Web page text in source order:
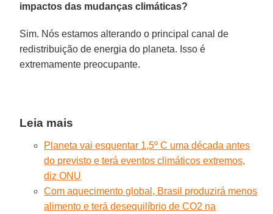
impactos das mudanças climáticas?
Sim. Nós estamos alterando o principal canal de
redistribuição de energia do planeta. Isso é
extremamente preocupante.
Leia mais
Planeta vai esquentar 1,5º C uma década antes
do previsto e terá eventos climáticos extremos,
diz ONU
Com aquecimento global, Brasil produzirá menos
alimento e terá desequilíbrio de CO2 na